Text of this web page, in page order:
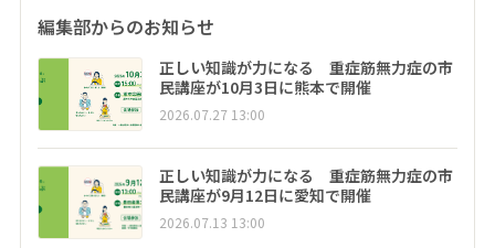
編集部からのお知らせ
正しい知識が力になる 重症筋無力症の市
民講座が10月3日に熊本で開催
2026.07.27 13:00
正しい知識が力になる 重症筋無力症の市
民講座が9月12日に愛知で開催
2026.07.13 13:00